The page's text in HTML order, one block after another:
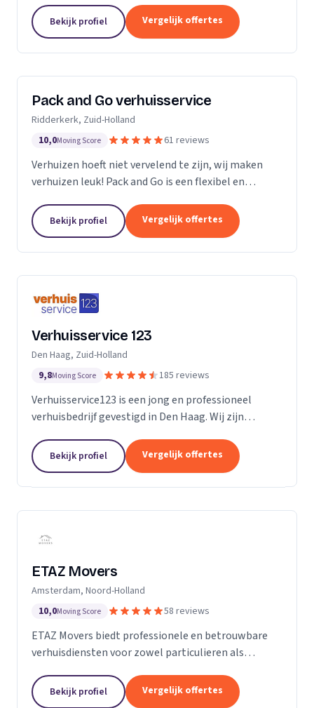
na wat we beloven. Door goede
kwaliteitsvoertuigen te...
Bekijk profiel Vergelijk offertes
Pack and Go verhuisservice
Ridderkerk, Zuid-Holland
10,0Moving Score 61 reviews
Verhuizen hoeft niet vervelend te zijn, wij maken
verhuizen leuk! Pack and Go is een flexibel en
al uw verhuizingen. Met ons team van...
Bekijk profiel Vergelijk offertes
Verhuisservice 123
Den Haag, Zuid-Holland
9,8Moving Score 185 reviews
Verhuisservice123 is een jong en professioneel
verhuisbedrijf gevestigd in Den Haag. Wij zijn
bieden een complete en zorgeloze verhuisservice.
Met een ervaren team werken wij efficiënt,
zorgvuldig en tegen transparante uurtarieven.
Bekijk profiel Vergelijk offertes
ETAZ Movers
Amsterdam, Noord-Holland
10,0Moving Score 58 reviews
ETAZ Movers biedt professionele en betrouwbare
verhuisdiensten voor zowel particulieren als
persoonlijke aanpak, zodat elke verhuizing efficiënt
en zonder stress verloopt. Ons team werkt
Bekijk profiel Vergelijk offertes